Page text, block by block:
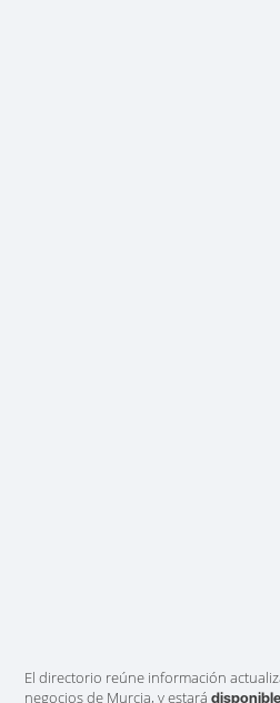
El directorio reúne información
negocios de Murcia, y estará